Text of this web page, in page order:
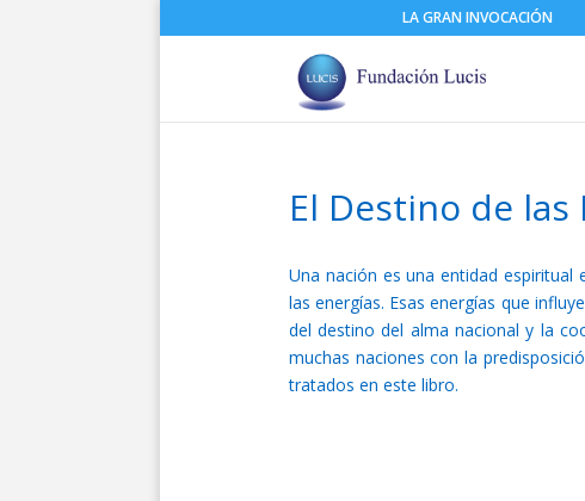
LA GRAN INVOCACIÓN
El Destino de las
Una nación es una entidad
las energías. Esas energías que
del destino del alma nacional y la
muchas naciones con la
tratados en este libro.